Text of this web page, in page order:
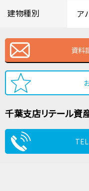
建物種別 ア
資料
千葉支店リテール資